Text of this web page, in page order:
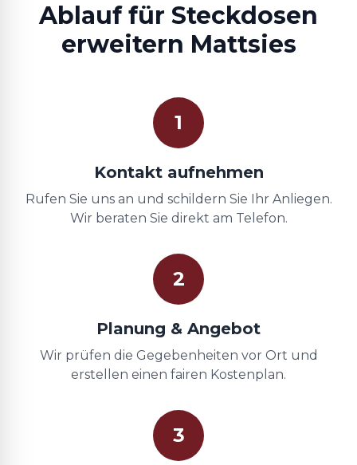
Ablauf für Steckdosen
erweitern Mattsies
1
Kontakt aufnehmen
Rufen Sie uns an und schildern Sie Ihr Anliegen.
Wir beraten Sie direkt am Telefon.
2
Planung & Angebot
Wir prüfen die Gegebenheiten vor Ort und
erstellen einen fairen Kostenplan.
3